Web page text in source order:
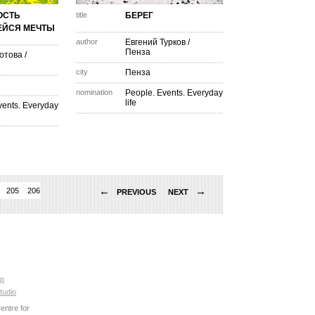
МЕЧТЫ
/
Everyday
title БЕРЕГ
author Евгений Турков /
Пенза
city Пенза
nomination
People. Events. Everyday
life
205 206 209 210 211 212 213 214
← PREVIOUS NEXT →
for